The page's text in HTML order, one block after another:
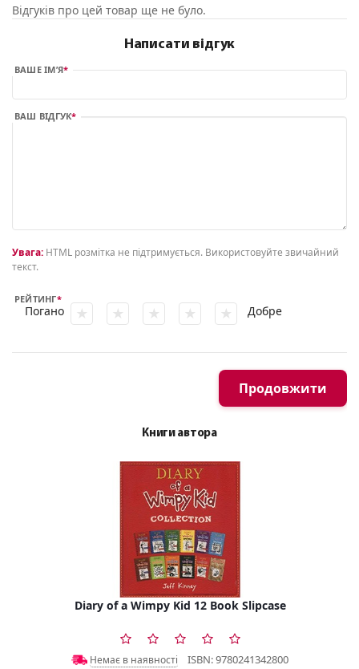
Відгуків про цей товар ще не було.
Написати відгук
ВАШЕ ІМ’Я
ВАШ ВІДГУК
Увага: HTML розмітка не підтримується. Використовуйте звичайний
текст.
РЕЙТИНГ
Погано Добре
Продовжити
Книги автора
Diary of a Wimpy Kid 12 Book Slipcase
Немає в наявності ISBN: 9780241342800